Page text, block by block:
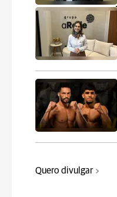
Quero divulgar